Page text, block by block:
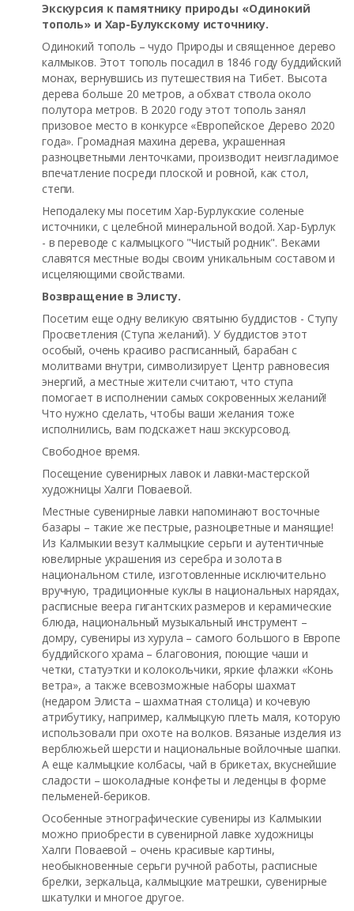
Экскурсия к памятнику природы «Одинокий
тополь» и Хар-Булукскому источнику.
Одинокий тополь – чудо Природы и священное дерево
калмыков. Этот тополь посадил в 1846 году буддийский
монах, вернувшись из путешествия на Тибет. Высота
дерева больше 20 метров, а обхват ствола около
полутора метров. В 2020 году этот тополь занял
призовое место в конкурсе «Европейское Дерево 2020
года». Громадная махина дерева, украшенная
разноцветными ленточками, производит неизгладимое
впечатление посреди плоской и ровной, как стол,
степи.
Неподалеку мы посетим Хар-Бурлукские соленые
источники, с целебной минеральной водой. Хар-Бурлук
- в переводе с калмыцкого "Чистый родник". Веками
славятся местные воды своим уникальным составом и
исцеляющими свойствами.
Возвращение в Элисту.
Посетим еще одну великую святыню буддистов - Ступу
Просветления (Ступа желаний). У буддистов этот
особый, очень красиво расписанный, барабан с
молитвами внутри, символизирует Центр равновесия
энергий, а местные жители считают, что ступа
помогает в исполнении самых сокровенных желаний!
Что нужно сделать, чтобы ваши желания тоже
исполнились, вам подскажет наш экскурсовод.
Свободное время.
Посещение сувенирных лавок и лавки-мастерской
художницы Халги Поваевой.
Местные сувенирные лавки напоминают восточные
базары – такие же пестрые, разноцветные и манящие!
Из Калмыкии везут калмыцкие серьги и аутентичные
ювелирные украшения из серебра и золота в
национальном стиле, изготовленные исключительно
вручную, традиционные куклы в национальных нарядах,
расписные веера гигантских размеров и керамические
блюда, национальный музыкальный инструмент –
домру, сувениры из хурула – самого большого в Европе
буддийского храма – благовония, поющие чаши и
четки, статуэтки и колокольчики, яркие флажки «Конь
ветра», а также всевозможные наборы шахмат
(недаром Элиста – шахматная столица) и кочевую
атрибутику, например, калмыцкую плеть маля, которую
использовали при охоте на волков. Вязаные изделия из
верблюжьей шерсти и национальные войлочные шапки.
А еще калмыцкие колбасы, чай в брикетах, вкуснейшие
сладости – шоколадные конфеты и леденцы в форме
пельменей-бериков.
Особенные этнографические сувениры из Калмыкии
можно приобрести в сувенирной лавке художницы
Халги Поваевой – очень красивые картины,
необыкновенные серьги ручной работы, расписные
брелки, зеркальца, калмыцкие матрешки, сувенирные
шкатулки и многое другое.